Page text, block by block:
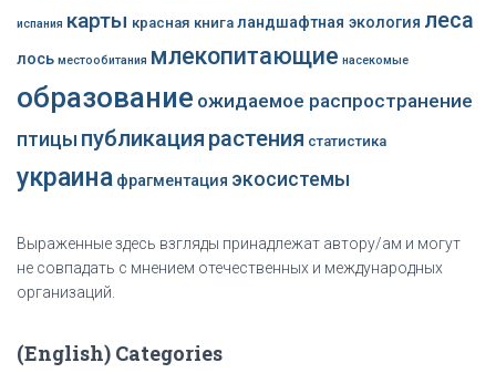
испания карты красная книга ландшафтная экология леса
лось местообитания млекопитающие насекомые
образование ожидаемое распространение
птицы публикация растения статистика
украина фрагментация экосистемы
Выраженные здесь взгляды принадлежат автору/ам и могут
не совпадать с мнением отечественных и международных
организаций.
(English) Categories